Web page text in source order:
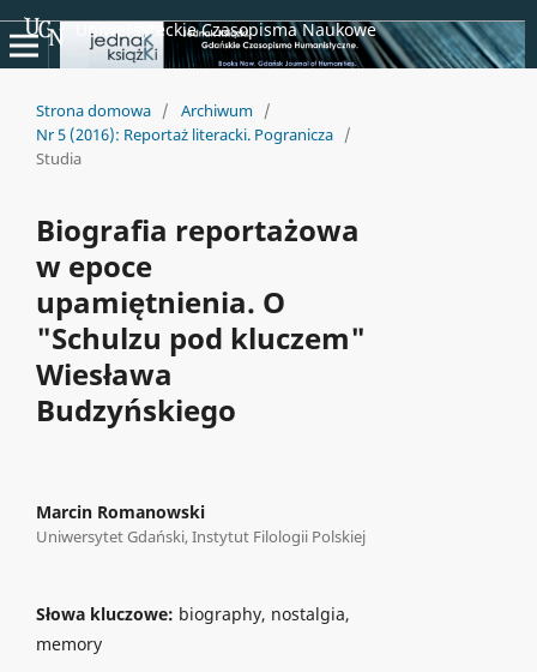
Uniwersyteckie Czasopisma Naukowe
Strona domowa / Archiwum /
Nr 5 (2016): Reportaż literacki. Pogranicza /
Studia
Biografia reportażowa
w epoce
upamiętnienia. O
"Schulzu pod kluczem"
Wiesława
Budzyńskiego
Marcin Romanowski
Uniwersytet Gdański, Instytut Filologii Polskiej
Słowa kluczowe: biography, nostalgia,
memory